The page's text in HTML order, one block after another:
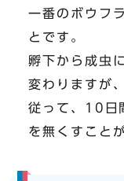
一番のボウフ
とです。
孵下から成虫
変わりますが
従って、10日
を無くすこと